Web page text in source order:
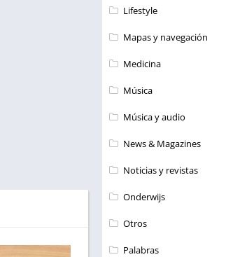
Lifestyle
Mapas y navegación
Medicina
Música
Música y audio
News & Magazines
Noticias y revistas
Onderwijs
Otros
Palabras